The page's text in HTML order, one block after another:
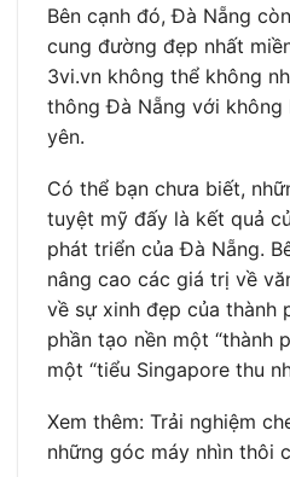
Bên cạnh đó, Đà Nẵng
cung đường đẹp nhất
3vi.vn không thể không
thông Đà Nẵng với không
yên.
Có thể bạn chưa biết,
tuyệt mỹ đấy là kết quả
phát triển của Đà Nẵng.
nâng cao các giá trị về
về sự xinh đẹp của thành
phần tạo nền một “thành
một “tiểu Singapore thu
Xem thêm: Trải nghiệm
những góc máy nhìn thôi